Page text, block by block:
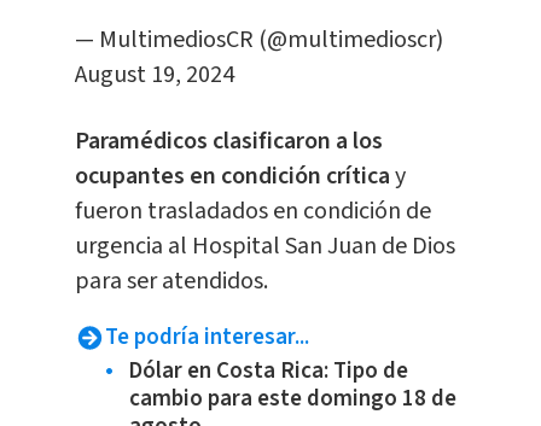
— MultimediosCR (@multimedioscr)
August 19, 2024
Paramédicos clasificaron a los
ocupantes en condición críticay
fueron trasladados en condición de
urgencia al Hospital San Juan de Dios
para ser atendidos.
Te podría interesar...
Dólar en Costa Rica: Tipo de
cambio para este domingo 18 de